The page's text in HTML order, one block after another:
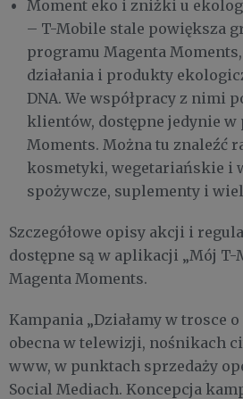
Moment eko i zniżki u
– T-Mobile stale powiększa
programu Magenta
działania i produkty
DNA. We współpracy z nimi
klientów, dostępne jedynie
Moments. Można tu znaleźć
kosmetyki, wegetariańskie i
spożywcze, suplementy i
Szczegółowe opisy akcji i
dostępne są w aplikacji „Mój
Magenta Moments.
Kampania „Działamy w trosce o
obecna w telewizji, nośnikach
www, w punktach sprzedaży
Social Mediach. Koncepcja